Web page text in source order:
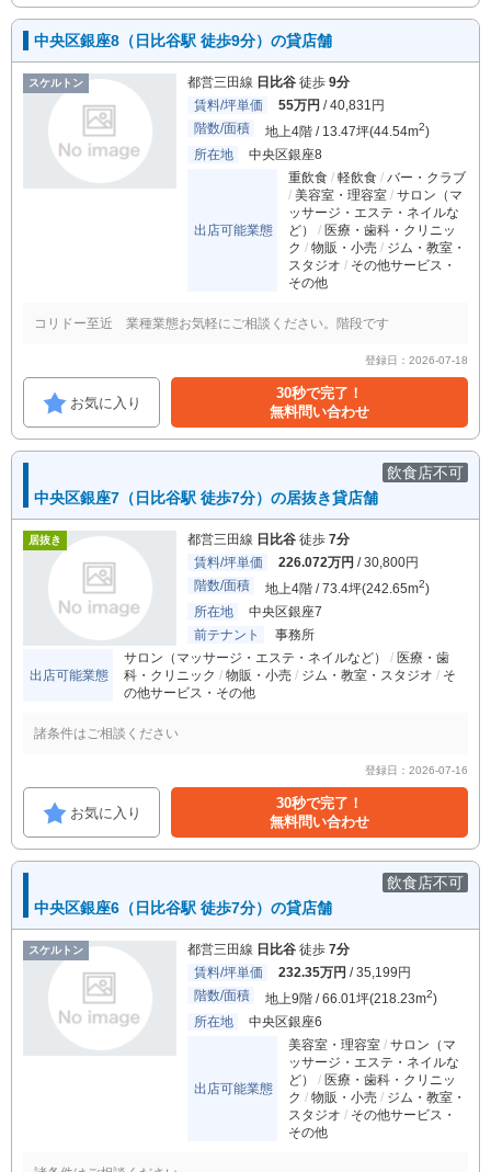
中央区銀座8（日比谷駅 徒歩9分）の貸店舗
スケルトン 都営三田線 日比谷 徒歩 9分
賃料/坪単価
55万円 / 40,831円
階数/面積
地上4階 / 13.47坪(44.54m2)
所在地
中央区銀座8
出店可能業態
重飲食 軽飲食
バー・クラブ
美容室・理容室
サロン（マ
ッサージ・エステ・ネイルな
ど）
医療・歯科・クリニッ
ク
物販・小売
ジム・教室・
スタジオ
その他サービス・
その他
コリドー至近 業種業態お気軽にご相談ください。階段です
登録日：2026-07-18
お気に入り
30秒で完了！
無料問い合わせ
飲食店不可
中央区銀座7（日比谷駅 徒歩7分）の居抜き貸店舗
居抜き 都営三田線 日比谷 徒歩 7分
賃料/坪単価
226.072万円 / 30,800円
階数/面積
地上4階 / 73.4坪(242.65m2)
所在地
中央区銀座7
前テナント
事務所
出店可能業態
サロン（マッサージ・エステ・ネイルなど）
医療・歯
科・クリニック
物販・小売 ジム・教室・スタジオ
そ
の他サービス・その他
諸条件はご相談ください
登録日：2026-07-16
お気に入り
30秒で完了！
無料問い合わせ
飲食店不可
中央区銀座6（日比谷駅 徒歩7分）の貸店舗
スケルトン 都営三田線 日比谷 徒歩 7分
賃料/坪単価
232.35万円 / 35,199円
階数/面積
地上9階 / 66.01坪(218.23m2)
所在地
中央区銀座6
出店可能業態
美容室・理容室
サロン（マ
ッサージ・エステ・ネイルな
ど）
医療・歯科・クリニッ
ク
物販・小売
ジム・教室・
スタジオ
その他サービス・
その他